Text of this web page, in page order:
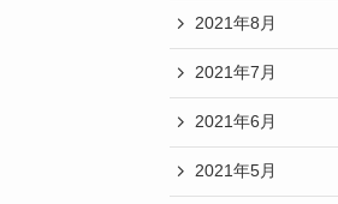
2021年8月
2021年7月
2021年6月
2021年5月